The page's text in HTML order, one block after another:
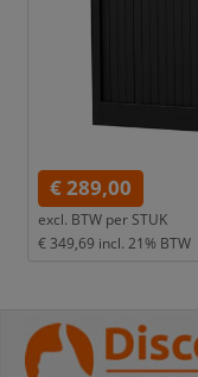
€ 289,00
excl. BTW per STUK
€ 349,69 incl. 21% BTW